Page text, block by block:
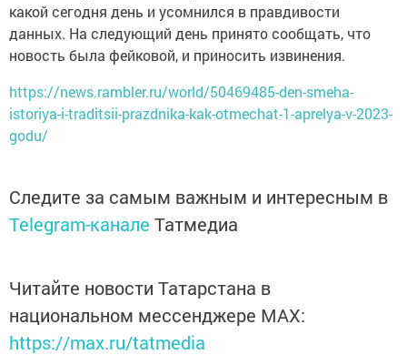
какой сегодня день и усомнился в правдивости
данных. На следующий день принято сообщать, что
новость была фейковой, и приносить извинения.
https://news.rambler.ru/world/50469485-den-smeha-
istoriya-i-traditsii-prazdnika-kak-otmechat-1-aprelya-v-2023-
godu/
Следите за самым важным и интересным в
Telegram-канале Татмедиа
Читайте новости Татарстана в
национальном мессенджере MАХ:
https://max.ru/tatmedia